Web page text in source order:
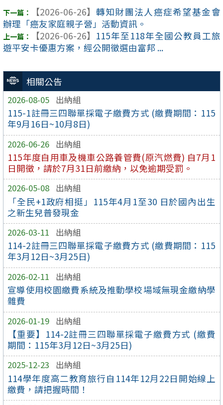
相關公告
2026-08-05 出納組
115-1註冊三四聯單採電子繳費方式 (繳費期間：115
年9月16日~10月8日)
2026-06-26 出納組
115年度自用車及機車公路養管費(原汽燃費) 自7月1
日開徵，請於7月31日前繳納，以免逾期受罰。
2026-05-08 出納組
「全民+1政府相挺」115年4月1至30 日於國內出生
之新生兒普發現金
2026-03-11 出納組
114-2註冊三四聯單採電子繳費方式 (繳費期間：115
年3月12日~3月25日)
2026-02-11 出納組
宣導使用校園繳費系統及推動學校場域無現金繳納學
雜費
2026-01-19 出納組
【重要】114-2註冊三四聯單採電子繳費方式 (繳費
期間：115年3月12日~3月25日)
2025-12-23 出納組
114學年度高二教育旅行自114年12月22日開始線上
繳費，請把握時間！
【2026-06-26】 轉知財團法人癌症希望基金會
辦理「癌友家庭親子營」活動資訊。
【2026-06-26】 115年至118年全國公教員工旅
遊平安卡優惠方案，經公開徵選由富邦 ...